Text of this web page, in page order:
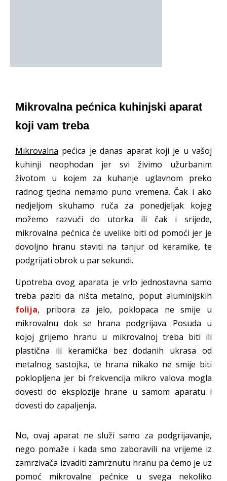
Mikrovalna pećnica kuhinjski aparat
koji vam treba
Mikrovalna pećica je danas aparat koji je u vašoj
kuhinji neophodan jer svi živimo užurbanim
životom u kojem za kuhanje uglavnom preko
radnog tjedna nemamo puno vremena. Čak i ako
nedjeljom skuhamo ruča za ponedjeljak kojeg
možemo razvući do utorka ili čak i srijede,
mikrovalna pećnica će uvelike biti od pomoći jer je
dovoljno hranu staviti na tanjur od keramike, te
podgrijati obrok u par sekundi.
Upotreba ovog aparata je vrlo jednostavna samo
treba paziti da ništa metalno, poput aluminijskih
folija, pribora za jelo, poklopaca ne smije u
mikrovalnu dok se hrana podgrijava. Posuda u
kojoj grijemo hranu u mikrovalnoj treba biti ili
plastična ili keramička bez dodanih ukrasa od
metalnog sastojka, te hrana nikako ne smije biti
poklopljena jer bi frekvencija mikro valova mogla
dovesti do eksplozije hrane u samom aparatu i
dovesti do zapaljenja.
No, ovaj aparat ne služi samo za podgrijavanje,
nego pomaže i kada smo zaboravili na vrijeme iz
zamrzivača izvaditi zamrznutu hranu pa ćemo je uz
pomoć mikrovalne pećnice u svega nekoliko